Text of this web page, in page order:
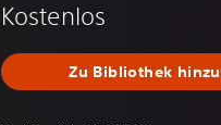
Kostenlos
Zu Bibliothek